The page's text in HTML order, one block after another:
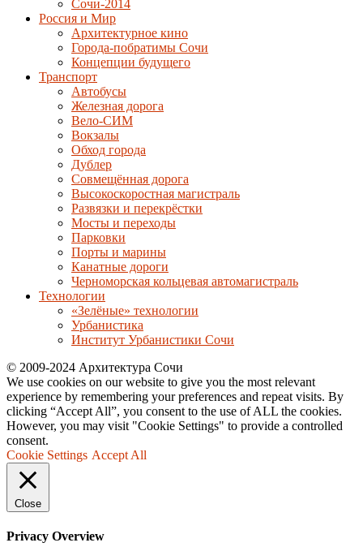
Сочи-2014
Россия и Мир
Архитектурное кино
Города-побратимы Сочи
Концепции будущего
Транспорт
Автобусы
Железная дорога
Вело-СИМ
Вокзалы
Обход города
Дублер
Совмещённая дорога
Высокоскоростная магистраль
Развязки и перекрёстки
Мосты и переходы
Парковки
Порты и марины
Канатные дороги
Черноморская кольцевая автомагистраль
Технологии
«Зелёные» технологии
Урбанистика
Институт Урбанистики Сочи
© 2009-2024 Архитектура Сочи
We use cookies on our website to give you the most relevant
experience by remembering your preferences and repeat visits. By
clicking “Accept All”, you consent to the use of ALL the cookies.
However, you may visit "Cookie Settings" to provide a controlled
consent.
Cookie Settings Accept All
Close
Privacy Overview